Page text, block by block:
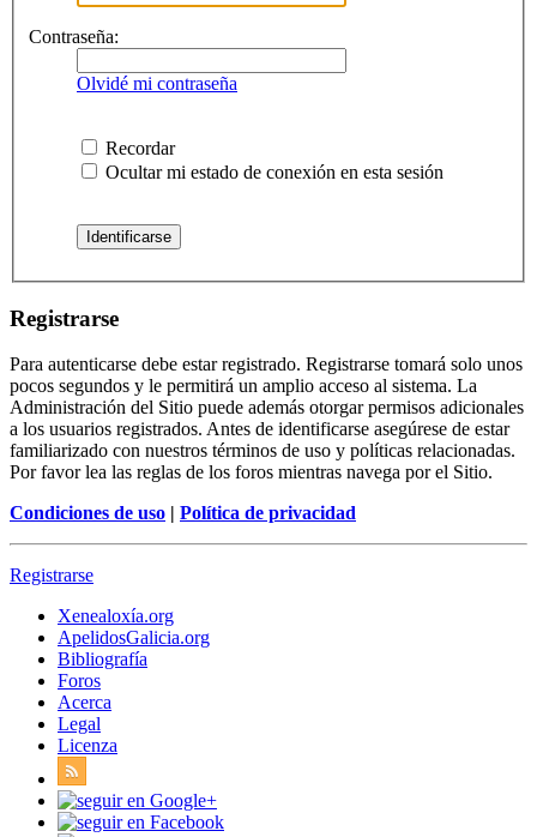
Contraseña:
Olvidé mi contraseña
Recordar
Ocultar mi estado de conexión en esta sesión
Registrarse
Para autenticarse debe estar registrado. Registrarse tomará solo unos
pocos segundos y le permitirá un amplio acceso al sistema. La
Administración del Sitio puede además otorgar permisos adicionales
a los usuarios registrados. Antes de identificarse asegúrese de estar
familiarizado con nuestros términos de uso y políticas relacionadas.
Por favor lea las reglas de los foros mientras navega por el Sitio.
Condiciones de uso | Política de privacidad
Registrarse
Xenealoxía.org
ApelidosGalicia.org
Bibliografía
Foros
Acerca
Legal
Licenza